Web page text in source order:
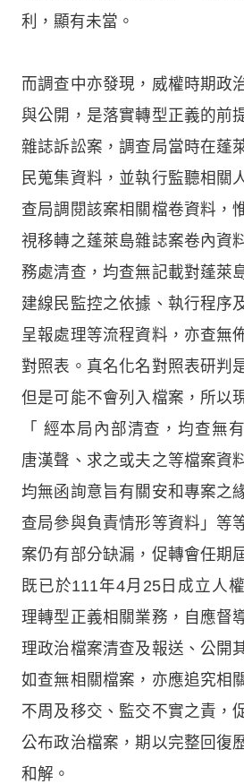
利，顯有未當。
而調查中亦發現，威權時期政
與公開，是落實轉型正義的前
雜誌訴訟案，調查局當時在蓬
民蒐集資料，並執行監聽相關
查局調閱該案相關檔卷資料，
視移轉之蓬萊島雜誌案卷內資
務處清查，均查無記載對蓬萊
建線民監控之依據、執行程序
呈報處理等流程資料，亦查無
對照表。真名化名對照表研判
但是可能不會列入檔案，所以
「 經本局內部清查，均查無
唐漢聲、求之或夫之等檔案資
均無函詢意旨有關安和專案之
查局參與負責情形等資料」等
案仍有部分缺漏，促轉會任期
既已於111年4月25日成立人
理轉型正義相關業務，自應督
理政治檔案清查及報送、公開
如查無相關檔案，亦應追究相
不周及移交、監交不實之責，
公布政治檔案，期以完整回復
和解。